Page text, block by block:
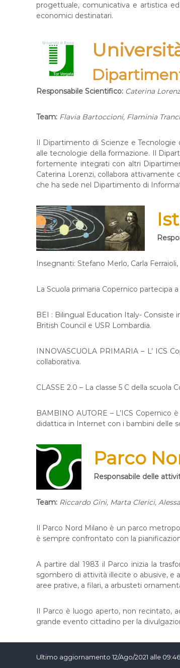
progettuale, comunicativa e artistica
economici destinatari.
Responsabile Scientifico: Caterina
Team: Flavia Bartoccioni, Flaminia
Il Dipartimento di Scienze e
alle tecnologie della formazione. Il
fortemente integrati con altri
Caterina Lorenzi, collabora attivamente
che ha sede nel Dipartimento di
Insegnanti: Stefano Merlo, Carla
La Scuola primaria Copernico partecipa
BEI : Bilingual Education Italy- Consiste
British Council e USR Lombardia.
INNOVASCUOLA PRIMARIA – L’ ICS
collaborativa.
CLASSE 2.0 – La classe 5 C della scuola
BAMBINO AUTORE – L’ICS
didattica in Internet con i bambini delle
Parco
Responsabile delle
Team: Riccardo Gini, Marta Clerici,
Il Parco Nord Milano è un parco
è sempre confrontato con la
A partire dal 1983 il Parco inizia la
sgombero di attività illecite o abusive, e
aree prative, a filari, a arbusteti
Il Parco è luogo aperto, non recintato,
grande evento cittadino per la
Ultimo aggiornamento 12/Ago/2021 alle 09:46